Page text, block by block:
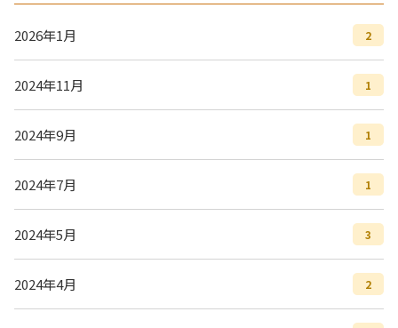
2026年1月 2
2024年11月 1
2024年9月 1
2024年7月 1
2024年5月 3
2024年4月 2